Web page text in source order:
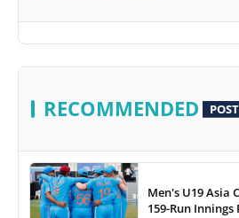
RECOMMENDED
Men's U19 Asia
159-Run